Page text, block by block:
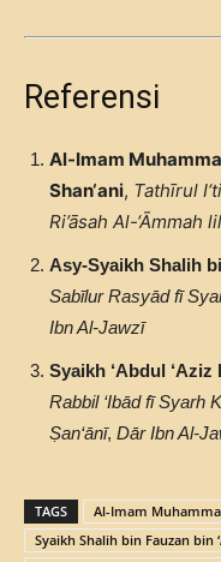
Referensi
Al-Imam
Shan‘ani, Tathīrul
Ri’āsah Al-‘Āmmah
Asy-Syaikh Shalih
Sabīlur Rasyād fī
Ibn Al-Jawzī
Syaikh ‘Abdul
Rabbil ‘Ibād fī Syarh
Ṣan‘ānī, Dār Ibn Al-
TAGS
Al-Imam
Syaikh Shalih bin Fauzan bin